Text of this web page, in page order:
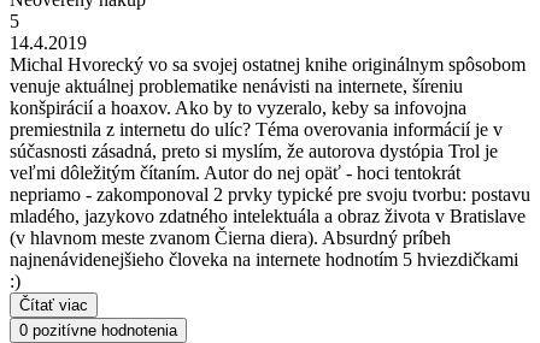
5
14.4.2019
Michal Hvorecký vo sa svojej ostatnej knihe originálnym spôsobom
venuje aktuálnej problematike nenávisti na internete, šíreniu
konšpirácií a hoaxov. Ako by to vyzeralo, keby sa infovojna
premiestnila z internetu do ulíc? Téma overovania informácií je v
súčasnosti zásadná, preto si myslím, že autorova dystópia Trol je
veľmi dôležitým čítaním. Autor do nej opäť - hoci tentokrát
nepriamo - zakomponoval 2 prvky typické pre svoju tvorbu: postavu
mladého, jazykovo zdatného intelektuála a obraz života v Bratislave
(v hlavnom meste zvanom Čierna diera). Absurdný príbeh
najnenávidenejšieho človeka na internete hodnotím 5 hviezdičkami
:)
Čítať viac
0 pozitívne hodnotenia